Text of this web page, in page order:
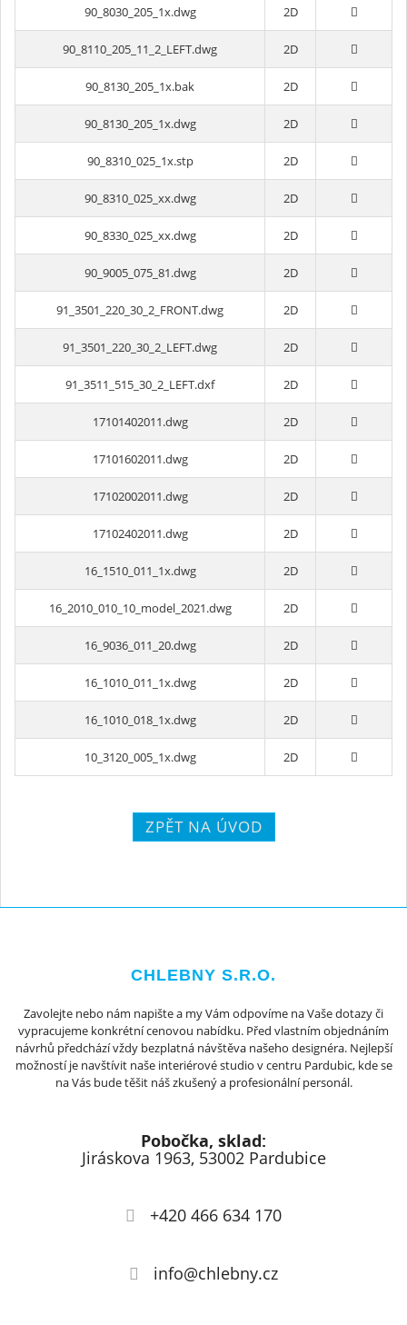
90_8030_205_1x.dwg 2D
90_8110_205_11_2_LEFT.dwg 2D
90_8130_205_1x.bak 2D
90_8130_205_1x.dwg 2D
90_8310_025_1x.stp 2D
90_8310_025_xx.dwg 2D
90_8330_025_xx.dwg 2D
90_9005_075_81.dwg 2D
91_3501_220_30_2_FRONT.dwg 2D
91_3501_220_30_2_LEFT.dwg 2D
91_3511_515_30_2_LEFT.dxf 2D
17101402011.dwg 2D
17101602011.dwg 2D
17102002011.dwg 2D
17102402011.dwg 2D
16_1510_011_1x.dwg 2D
16_2010_010_10_model_2021.dwg 2D
16_9036_011_20.dwg 2D
16_1010_011_1x.dwg 2D
16_1010_018_1x.dwg 2D
10_3120_005_1x.dwg 2D
ZPĚT NA ÚVOD
CHLEBNY S.R.O.
Zavolejte nebo nám napište a my Vám odpovíme na Vaše dotazy či
vypracujeme konkrétní cenovou nabídku. Před vlastním objednáním
návrhů předchází vždy bezplatná návštěva našeho designéra. Nejlepší
možností je navštívit naše interiérové studio v centru Pardubic, kde se
na Vás bude těšit náš zkušený a profesionální personál.
Pobočka, sklad:
Jiráskova 1963, 53002 Pardubice
+420 466 634 170
info@chlebny.cz